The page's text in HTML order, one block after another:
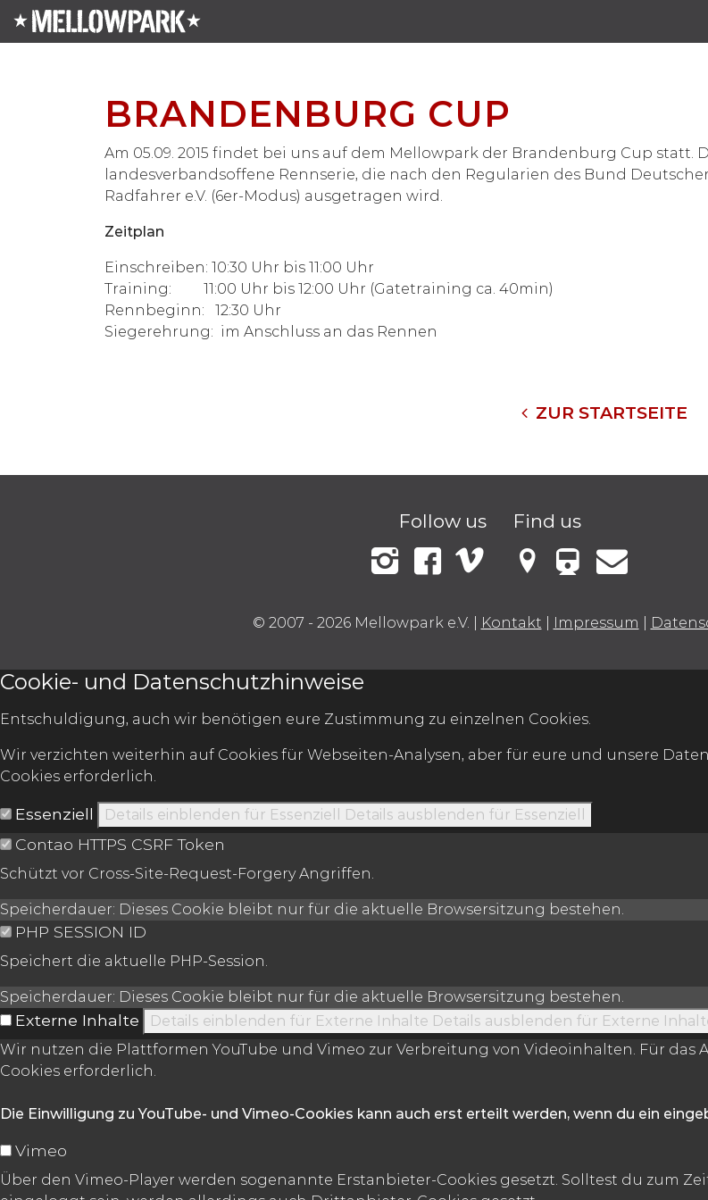
BRANDENBURG CUP
Am 05.09. 2015 findet bei uns auf dem Mellowpark der Brandenburg Cup statt.
landesverbandsoffene Rennserie, die nach den Regularien des Bund Deutscher
Radfahrer e.V. (6er-Modus) ausgetragen wird.
Zeitplan
Einschreiben: 10:30 Uhr bis 11:00 Uhr
Training: 11:00 Uhr bis 12:00 Uhr (Gatetraining ca. 40min)
Rennbeginn: 12:30 Uhr
Siegerehrung: im Anschluss an das Rennen
ZUR STARTSEITE
Follow us Find us
VBB Fahrinfo
© 2007 - 2026 Mellowpark e.V. Kontakt Impressum
Cookie- und Datenschutzhinweise
Entschuldigung, auch wir benötigen eure Zustimmung zu einzelnen Cookies.
Wir verzichten weiterhin auf Cookies für Webseiten-Analysen, aber für eure und unsere
Cookies erforderlich.
Essenziell Details einblenden für Essenziell Details ausblenden für Essenziell
Contao HTTPS CSRF Token
Schützt vor Cross-Site-Request-Forgery Angriffen.
Speicherdauer: Dieses Cookie bleibt nur für die aktuelle Browsersitzung bestehen.
PHP SESSION ID
Speichert die aktuelle PHP-Session.
Speicherdauer: Dieses Cookie bleibt nur für die aktuelle Browsersitzung bestehen.
Externe Inhalte Details einblenden für Externe Inhalte Details ausblenden für Externe
Wir nutzen die Plattformen YouTube und Vimeo zur Verbreitung von Videoinhalten. Für
Cookies erforderlich.
Die Einwilligung zu YouTube- und Vimeo-Cookies kann auch erst erteilt werden, wenn du ein
Vimeo
Über den Vimeo-Player werden sogenannte Erstanbieter-Cookies gesetzt. Solltest du zum